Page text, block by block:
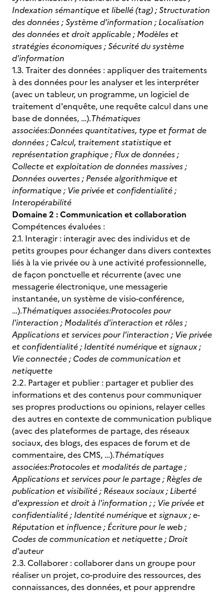
Indexation sémantique et libellé (tag) ; Structuration
des données ; Système d'information ; Localisation
des données et droit applicable ; Modèles et
stratégies économiques ; Sécurité du système
d'information
1.3. Traiter des données : appliquer des traitements
à des données pour les analyser et les interpréter
(avec un tableur, un programme, un logiciel de
traitement d'enquête, une requête calcul dans une
base de données, …).Thématiques
associées:Données quantitatives, type et format de
données ; Calcul, traitement statistique et
représentation graphique ; Flux de données ;
Collecte et exploitation de données massives ;
Données ouvertes ; Pensée algorithmique et
informatique ; Vie privée et confidentialité ;
Interopérabilité
Domaine 2 : Communication et collaboration
Compétences évaluées :
2.1. Interagir : interagir avec des individus et de
petits groupes pour échanger dans divers contextes
liés à la vie privée ou à une activité professionnelle,
de façon ponctuelle et récurrente (avec une
messagerie électronique, une messagerie
instantanée, un système de visio-conférence,
…).Thématiques associées:Protocoles pour
l'interaction ; Modalités d'interaction et rôles ;
Applications et services pour l'interaction ; Vie privée
et confidentialité ; Identité numérique et signaux ;
Vie connectée ; Codes de communication et
netiquette
2.2. Partager et publier : partager et publier des
informations et des contenus pour communiquer
ses propres productions ou opinions, relayer celles
des autres en contexte de communication publique
(avec des plateformes de partage, des réseaux
sociaux, des blogs, des espaces de forum et de
commentaire, des CMS, …).Thématiques
associées:Protocoles et modalités de partage ;
Applications et services pour le partage ; Règles de
publication et visibilité ; Réseaux sociaux ; Liberté
d'expression et droit à l'information ; ; Vie privée et
confidentialité ; Identité numérique et signaux ; e-
Réputation et influence ; Écriture pour le web ;
Codes de communication et netiquette ; Droit
d'auteur
2.3. Collaborer : collaborer dans un groupe pour
réaliser un projet, co-produire des ressources, des
connaissances, des données, et pour apprendre